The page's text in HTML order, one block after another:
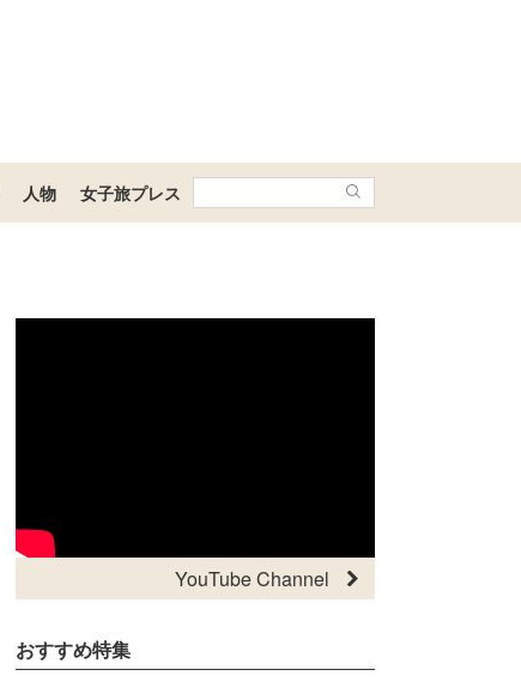
人物 女子旅プレス
YouTube Channel
おすすめ特集